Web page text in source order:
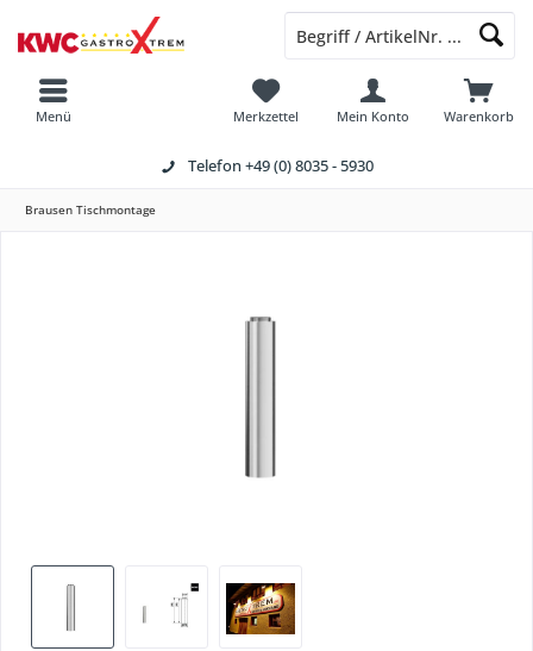
Telefon +49 (0) 8035 - 5930
Menü Warenkorb
Merkzettel Mein Konto
Brausen Tischmontage